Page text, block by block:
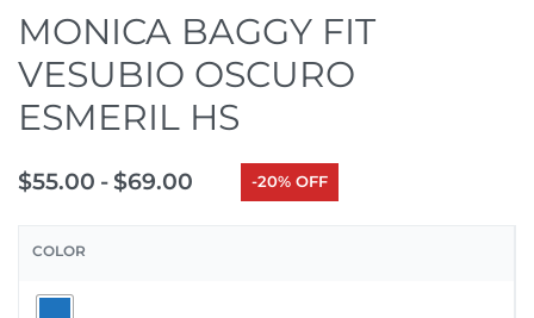
MONICA BAGGY FIT
VESUBIO OSCURO
ESMERIL HS
$55.00 $69.00 -20% OFF
COLOR